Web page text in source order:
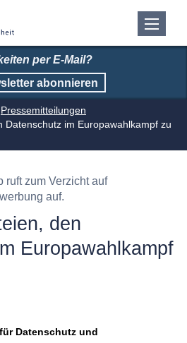
per E-Mail?
abonnieren
Pressemitteilungen
Datenschutz im Europawahlkampf zu
ruft zum Verzicht auf
auf.
den
Europawahlkampf
Datenschutz und